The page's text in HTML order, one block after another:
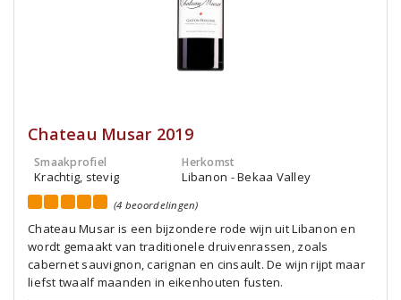
Chateau Musar 2019
Smaakprofiel
Krachtig, stevig
Herkomst
Libanon - Bekaa Valley
(4 beoordelingen)
Chateau Musar is een bijzondere rode wijn uit Libanon en
wordt gemaakt van traditionele druivenrassen, zoals
cabernet sauvignon, carignan en cinsault. De wijn rijpt maar
liefst twaalf maanden in eikenhouten fusten.